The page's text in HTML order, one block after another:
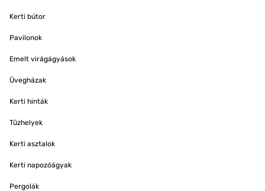
Kerti bútor
Pavilonok
Emelt virágágyások
Üvegházak
Kerti hinták
Tűzhelyek
Kerti asztalok
Kerti napozóágyak
Pergolák